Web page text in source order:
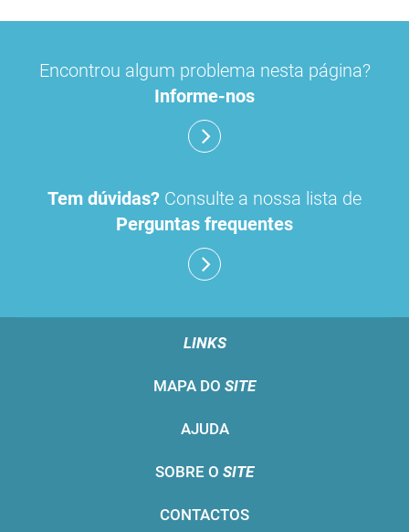
Encontrou algum problema nesta página?
Informe-nos
Tem dúvidas? Consulte a nossa lista de
Perguntas frequentes
LINKS
MAPA DO SITE
AJUDA
SOBRE O SITE
CONTACTOS